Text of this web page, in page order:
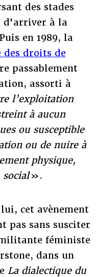
des stades
d'arriver à la
en 1989, la
droits de
passablement
assorti à
l’exploitation
à aucun
ou susceptible
ou de nuire à
physique,
».
cet avènement
pas sans susciter
féministe
dans un
La dialectique du